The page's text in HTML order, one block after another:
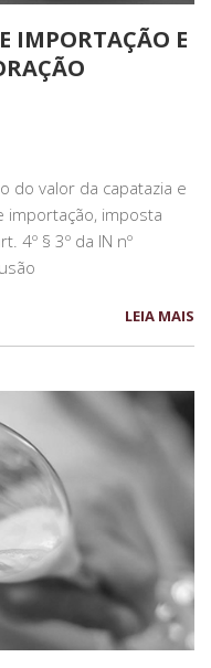
IMPORTAÇÃO E
do valor da capatazia e
importação, imposta
4º § 3º da IN nº
LEIA MAIS